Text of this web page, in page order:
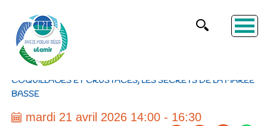
COQUILLAGES ET CRUSTACÉS, LES SECRETS DE LA MARÉE
BASSE
mardi 21 avril 2026 14:00 - 16:30